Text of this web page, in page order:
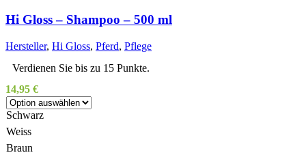
Hi Gloss – Shampoo – 500 ml
Hersteller, Hi Gloss, Pferd, Pflege
Verdienen Sie bis zu 15 Punkte.
14,95 €
Schwarz
Weiss
Braun